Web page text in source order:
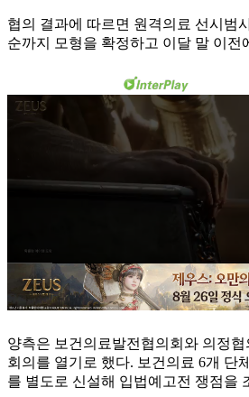
협의 결과에 따르면 원격의료 선시범
순까지 모형을 확정하고 이달 말 이전
양측은 보건의료발전협의회와 의정
회의를 열기로 했다. 보건의료 6개 단
를 별도로 신설해 입법예고전 쟁점을